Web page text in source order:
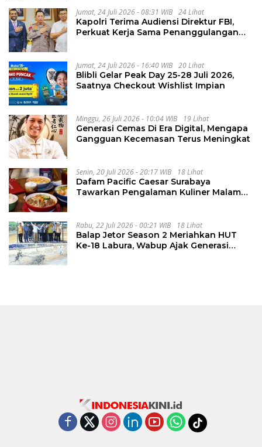
Jumat, 24 Juli 2026 - 08:31 WIB 24 Lihat
Kapolri Terima Audiensi Direktur FBI,
Perkuat Kerja Sama Penanggulangan
Jumat, 24 Juli 2026 - 16:40 WIB 20 Lihat
Blibli Gelar Peak Day 25-28 Juli 2026,
Saatnya Checkout Wishlist Impian
Minggu, 26 Juli 2026 - 10:04 WIB 19 Lihat
Generasi Cemas Di Era Digital, Mengapa
Gangguan Kecemasan Terus Meningkat
Senin, 20 Juli 2026 - 20:17 WIB 18 Lihat
Dafam Pacific Caesar Surabaya
Tawarkan Pengalaman Kuliner Malam
Rabu, 22 Juli 2026 - 00:21 WIB 18 Lihat
Balap Jetor Season 2 Meriahkan HUT
Ke-18 Labura, Wabup Ajak Generasi